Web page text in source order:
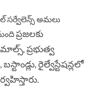
సర్వేలెన్స్‌ అమలు
ప్రజలకు
ప్రభుత్వ
రైల్వేస్టేషన్లలో